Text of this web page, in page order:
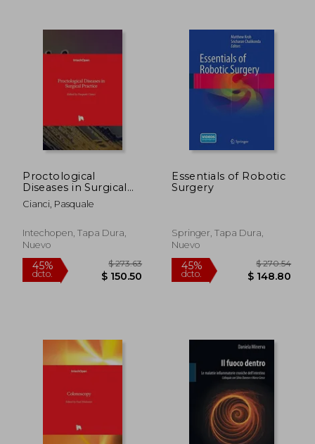
Proctological
Diseases in Surgical
Practice (en Inglés)
Cianci, Pasquale
Intechopen, Tapa Dura,
Nuevo
Essentials of Robotic
Surgery
Springer, Tapa Dura,
Nuevo